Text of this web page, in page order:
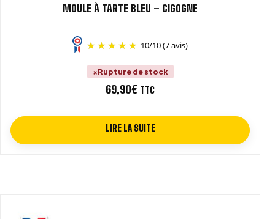
MOULE À TARTE BLEU – CIGOGNE
10/10(7 avis)
Rupture de stock
69,90€ TTC
LIRE LA SUITE